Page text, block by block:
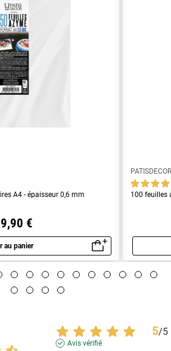
A4 - épaisseur 0,6 mm
€
au panier
Aperçu rapide
100 feuilles
5/5
Avis vérifié